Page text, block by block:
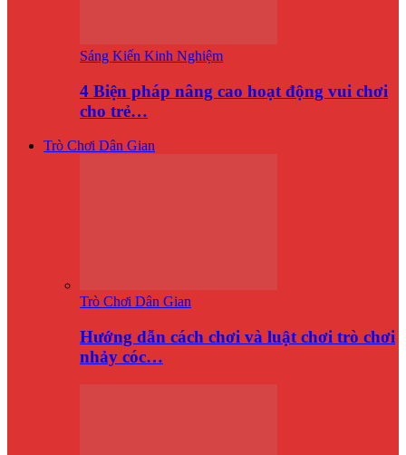
Sáng Kiến Kinh Nghiệm
4 Biện pháp nâng cao hoạt động vui chơi
cho trẻ…
Trò Chơi Dân Gian
Trò Chơi Dân Gian
Hướng dẫn cách chơi và luật chơi trò chơi
nhảy cóc…